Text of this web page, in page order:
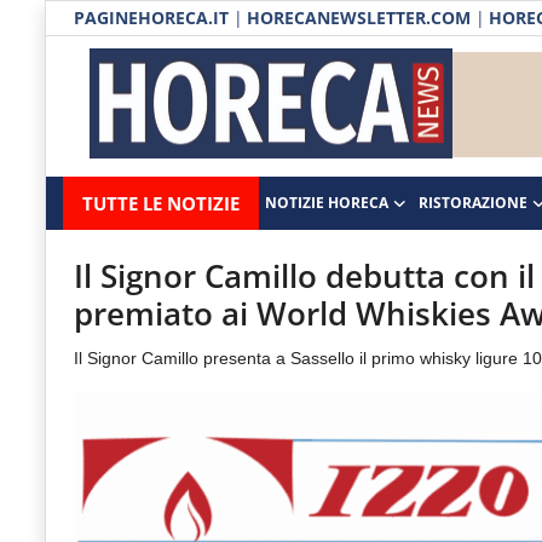
PAGINEHORECA.IT | HORECANEWSLETTER.COM |
Horecanews.it
-
Notizie
Horeca
Il
portale
del
Horeca
e
TUTTE LE NOTIZIE NOTIZIE HORECA RISTORAZIONE
Notizie HORECA
Ristorazione
Ospitalità
Distribuzione
Eventi
RUBRICHE
Il Signor Camillo debutta con
premiato ai World Whiskies
Il Signor Camillo presenta a Sassello il primo whisky ligure